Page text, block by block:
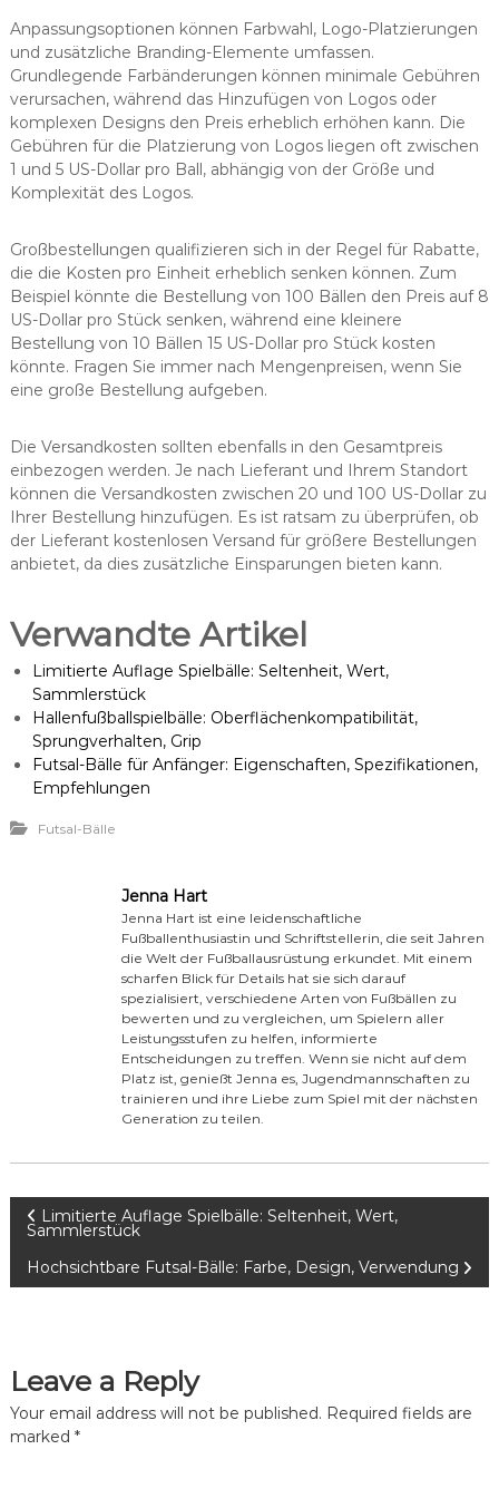
Anpassungsoptionen können Farbwahl, Logo-Platzierungen
und zusätzliche Branding-Elemente umfassen.
Grundlegende Farbänderungen können minimale Gebühren
verursachen, während das Hinzufügen von Logos oder
komplexen Designs den Preis erheblich erhöhen kann. Die
Gebühren für die Platzierung von Logos liegen oft zwischen
1 und 5 US-Dollar pro Ball, abhängig von der Größe und
Komplexität des Logos.
Großbestellungen qualifizieren sich in der Regel für Rabatte,
die die Kosten pro Einheit erheblich senken können. Zum
Beispiel könnte die Bestellung von 100 Bällen den Preis auf 8
US-Dollar pro Stück senken, während eine kleinere
Bestellung von 10 Bällen 15 US-Dollar pro Stück kosten
könnte. Fragen Sie immer nach Mengenpreisen, wenn Sie
eine große Bestellung aufgeben.
Die Versandkosten sollten ebenfalls in den Gesamtpreis
einbezogen werden. Je nach Lieferant und Ihrem Standort
können die Versandkosten zwischen 20 und 100 US-Dollar zu
Ihrer Bestellung hinzufügen. Es ist ratsam zu überprüfen, ob
der Lieferant kostenlosen Versand für größere Bestellungen
anbietet, da dies zusätzliche Einsparungen bieten kann.
Verwandte Artikel
Limitierte Auflage Spielbälle: Seltenheit, Wert,
Sammlerstück
Hallenfußballspielbälle: Oberflächenkompatibilität,
Sprungverhalten, Grip
Futsal-Bälle für Anfänger: Eigenschaften, Spezifikationen,
Empfehlungen
Futsal-Bälle
Jenna Hart
Jenna Hart ist eine leidenschaftliche
Fußballenthusiastin und Schriftstellerin, die seit Jahren
die Welt der Fußballausrüstung erkundet. Mit einem
scharfen Blick für Details hat sie sich darauf
spezialisiert, verschiedene Arten von Fußbällen zu
bewerten und zu vergleichen, um Spielern aller
Leistungsstufen zu helfen, informierte
Entscheidungen zu treffen. Wenn sie nicht auf dem
Platz ist, genießt Jenna es, Jugendmannschaften zu
trainieren und ihre Liebe zum Spiel mit der nächsten
Generation zu teilen.
P
t
n
Limitierte Auflage Spielbälle: Seltenheit, Wert,
Sammlerstück
Hochsichtbare Futsal-Bälle: Farbe, Design, Verwendung
Leave a Reply
Your email address will not be published. Required fields are
marked *